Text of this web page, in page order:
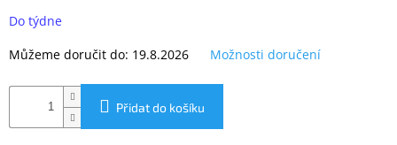
www.inpraise.cz
Gaming
Telefony
cena:
Do týdne
Můžeme doručit do: 19.8.2026 Možnosti doručení
Přidat do košíku